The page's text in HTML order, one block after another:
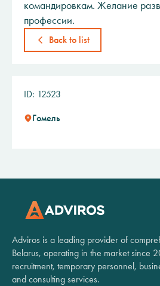
командировкам. Желание
профессии.
Back to list
ID: 12523
Гомель
Adviros is a leading provider of
Belarus, operating in the market since
recruitment, temporary personnel,
and consulting services.